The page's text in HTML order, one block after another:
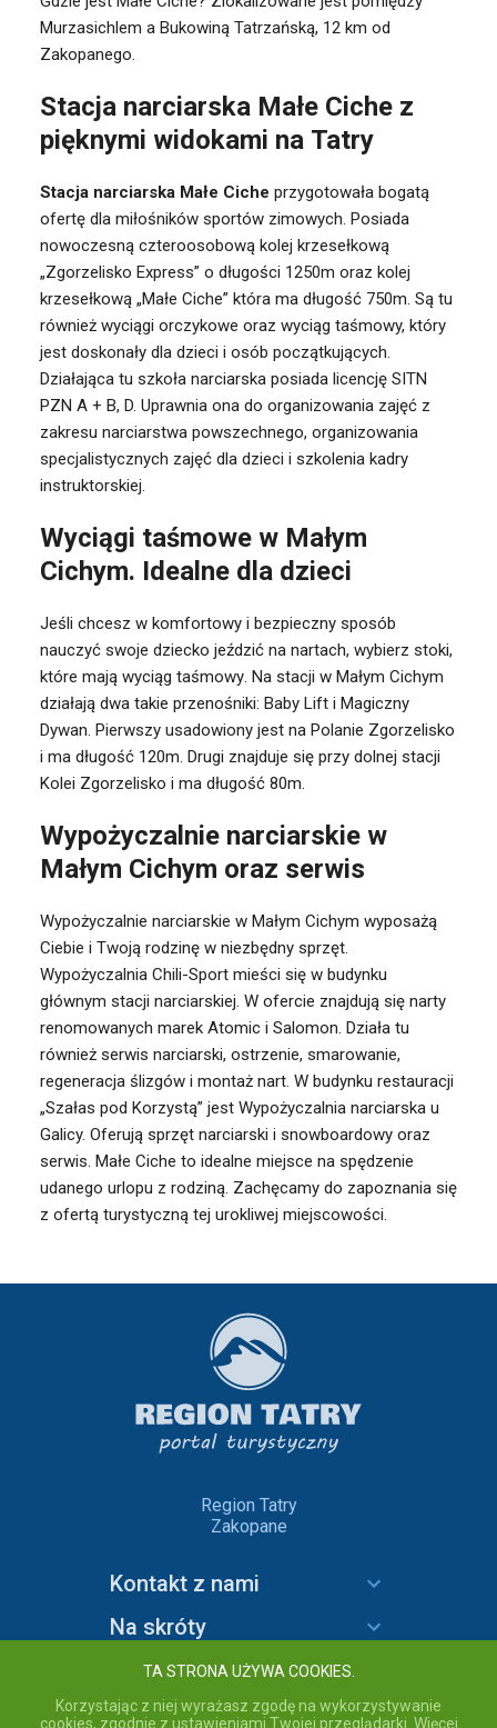
Murzasichlem a Bukowiną Tatrzańską, 12 km od
Zakopanego.
Stacja narciarska Małe Ciche z
pięknymi widokami na Tatry
Stacja narciarska Małe Ciche przygotowała bogatą
ofertę dla miłośników sportów zimowych. Posiada
nowoczesną czteroosobową kolej krzesełkową
„Zgorzelisko Express” o długości 1250m oraz kolej
krzesełkową „Małe Ciche” która ma długość 750m. Są tu
również wyciągi orczykowe oraz wyciąg taśmowy, który
jest doskonały dla dzieci i osób początkujących.
Działająca tu szkoła narciarska posiada licencję SITN
PZN A + B, D. Uprawnia ona do organizowania zajęć z
zakresu narciarstwa powszechnego, organizowania
specjalistycznych zajęć dla dzieci i szkolenia kadry
instruktorskiej.
Wyciągi taśmowe w Małym
Cichym. Idealne dla dzieci
Jeśli chcesz w komfortowy i bezpieczny sposób
nauczyć swoje dziecko jeździć na nartach, wybierz stoki,
które mają wyciąg taśmowy. Na stacji w Małym Cichym
działają dwa takie przenośniki: Baby Lift i Magiczny
Dywan. Pierwszy usadowiony jest na Polanie Zgorzelisko
i ma długość 120m. Drugi znajduje się przy dolnej stacji
Kolei Zgorzelisko i ma długość 80m.
Wypożyczalnie narciarskie w
Małym Cichym oraz serwis
Wypożyczalnie narciarskie w Małym Cichym wyposażą
Ciebie i Twoją rodzinę w niezbędny sprzęt.
Wypożyczalnia Chili-Sport mieści się w budynku
głównym stacji narciarskiej. W ofercie znajdują się narty
renomowanych marek Atomic i Salomon. Działa tu
również serwis narciarski, ostrzenie, smarowanie,
regeneracja ślizgów i montaż nart. W budynku restauracji
„Szałas pod Korzystą” jest Wypożyczalnia narciarska u
Galicy. Oferują sprzęt narciarski i snowboardowy oraz
serwis. Małe Ciche to idealne miejsce na spędzenie
udanego urlopu z rodziną. Zachęcamy do zapoznania się
z ofertą turystyczną tej urokliwej miejscowości.
Region Tatry
Zakopane
Kontakt z nami
Na skróty
Informacje
TA STRONA UŻYWA COOKIES.
Korzystając z niej wyrażasz zgodę na wykorzystywanie
cookies, zgodnie z ustawieniami Twojej przeglądarki. Więcej